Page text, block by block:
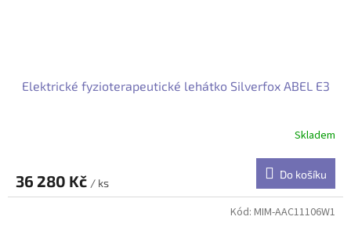
Elektrické fyzioterapeutické lehátko Silverfox ABEL E3
Skladem
36 280 Kč / ks
Do košíku
Kód: MIM-AAC11106W1